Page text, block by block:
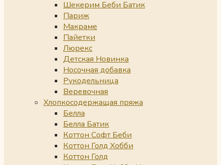
Шекерим Беби Батик
Париж
Макраме
Пайетки
Люрекс
Детская Новинка
Носочная добавка
Рукодельница
Веревочная
Хлопкосодержащая пряжа
Белла
Белла Батик
Коттон Софт Беби
Коттон Голд Хобби
Коттон Голд